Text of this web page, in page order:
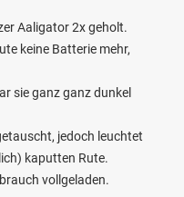
Aaligator 2x geholt.
keine Batterie mehr,
sie ganz ganz dunkel
jedoch leuchtet
kaputten Rute.
vollgeladen.